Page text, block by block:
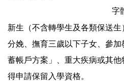
字
新生（不含轉學生及各類保送生
分娩、撫育三歲以下子女、參
蓄帳戶方案」、重大疾病或其他
得申請保留入學資格。